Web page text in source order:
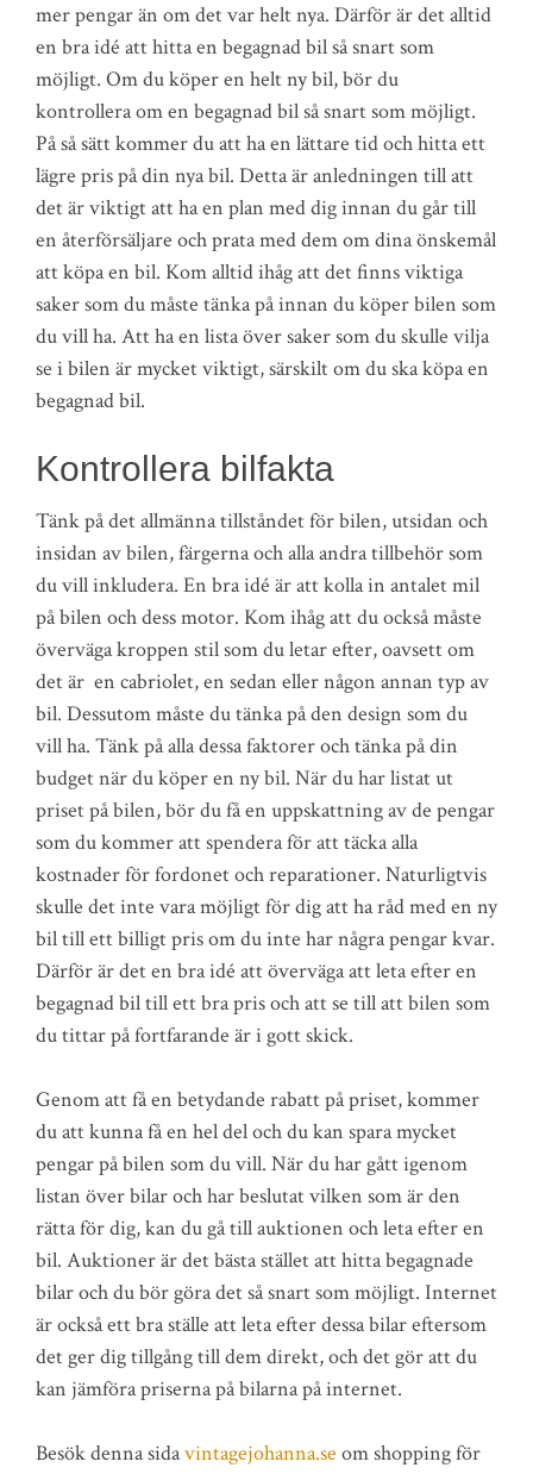
mer pengar än om det var helt nya. Därför är det alltid
en bra idé att hitta en begagnad bil så snart som
möjligt. Om du köper en helt ny bil, bör du
kontrollera om en begagnad bil så snart som möjligt.
På så sätt kommer du att ha en lättare tid och hitta ett
lägre pris på din nya bil. Detta är anledningen till att
det är viktigt att ha en plan med dig innan du går till
en återförsäljare och prata med dem om dina önskemål
att köpa en bil. Kom alltid ihåg att det finns viktiga
saker som du måste tänka på innan du köper bilen som
du vill ha. Att ha en lista över saker som du skulle vilja
se i bilen är mycket viktigt, särskilt om du ska köpa en
begagnad bil.
Kontrollera bilfakta
Tänk på det allmänna tillståndet för bilen, utsidan och
insidan av bilen, färgerna och alla andra tillbehör som
du vill inkludera. En bra idé är att kolla in antalet mil
på bilen och dess motor. Kom ihåg att du också måste
överväga kroppen stil som du letar efter, oavsett om
det är en cabriolet, en sedan eller någon annan typ av
bil. Dessutom måste du tänka på den design som du
vill ha. Tänk på alla dessa faktorer och tänka på din
budget när du köper en ny bil. När du har listat ut
priset på bilen, bör du få en uppskattning av de pengar
som du kommer att spendera för att täcka alla
kostnader för fordonet och reparationer. Naturligtvis
skulle det inte vara möjligt för dig att ha råd med en ny
bil till ett billigt pris om du inte har några pengar kvar.
Därför är det en bra idé att överväga att leta efter en
begagnad bil till ett bra pris och att se till att bilen som
du tittar på fortfarande är i gott skick.
Genom att få en betydande rabatt på priset, kommer
du att kunna få en hel del och du kan spara mycket
pengar på bilen som du vill. När du har gått igenom
listan över bilar och har beslutat vilken som är den
rätta för dig, kan du gå till auktionen och leta efter en
bil. Auktioner är det bästa stället att hitta begagnade
bilar och du bör göra det så snart som möjligt. Internet
är också ett bra ställe att leta efter dessa bilar eftersom
det ger dig tillgång till dem direkt, och det gör att du
kan jämföra priserna på bilarna på internet.
Besök denna sidavintagejohanna.se om shopping för